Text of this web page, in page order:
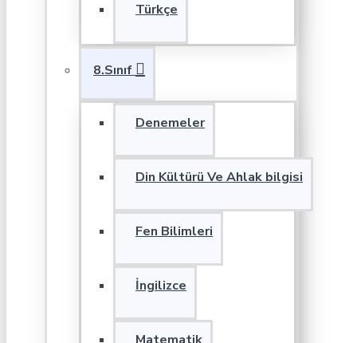
Türkçe
8.Sınıf
Denemeler
Din Kültürü Ve Ahlak bilgisi
Fen Bilimleri
İngilizce